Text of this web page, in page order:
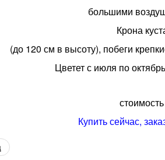
большими
Крона
(до 120 см в высоту), побеги
Цветет с июля по
Купить сейчас,